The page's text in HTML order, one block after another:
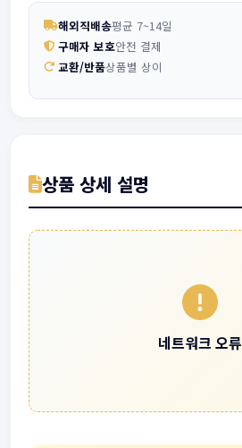
해외직배송평균 7~14일
구매자 보호안전 결제
교환/반품상품별 상이
상품 상세 설명
네트워크 오류